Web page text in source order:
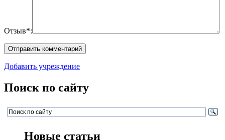
Отзыв*:
Добавить учреждение
Поиск по сайту
Новые статьи